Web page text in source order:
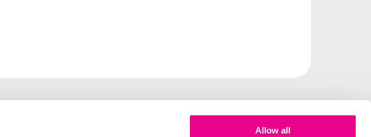
Allow all